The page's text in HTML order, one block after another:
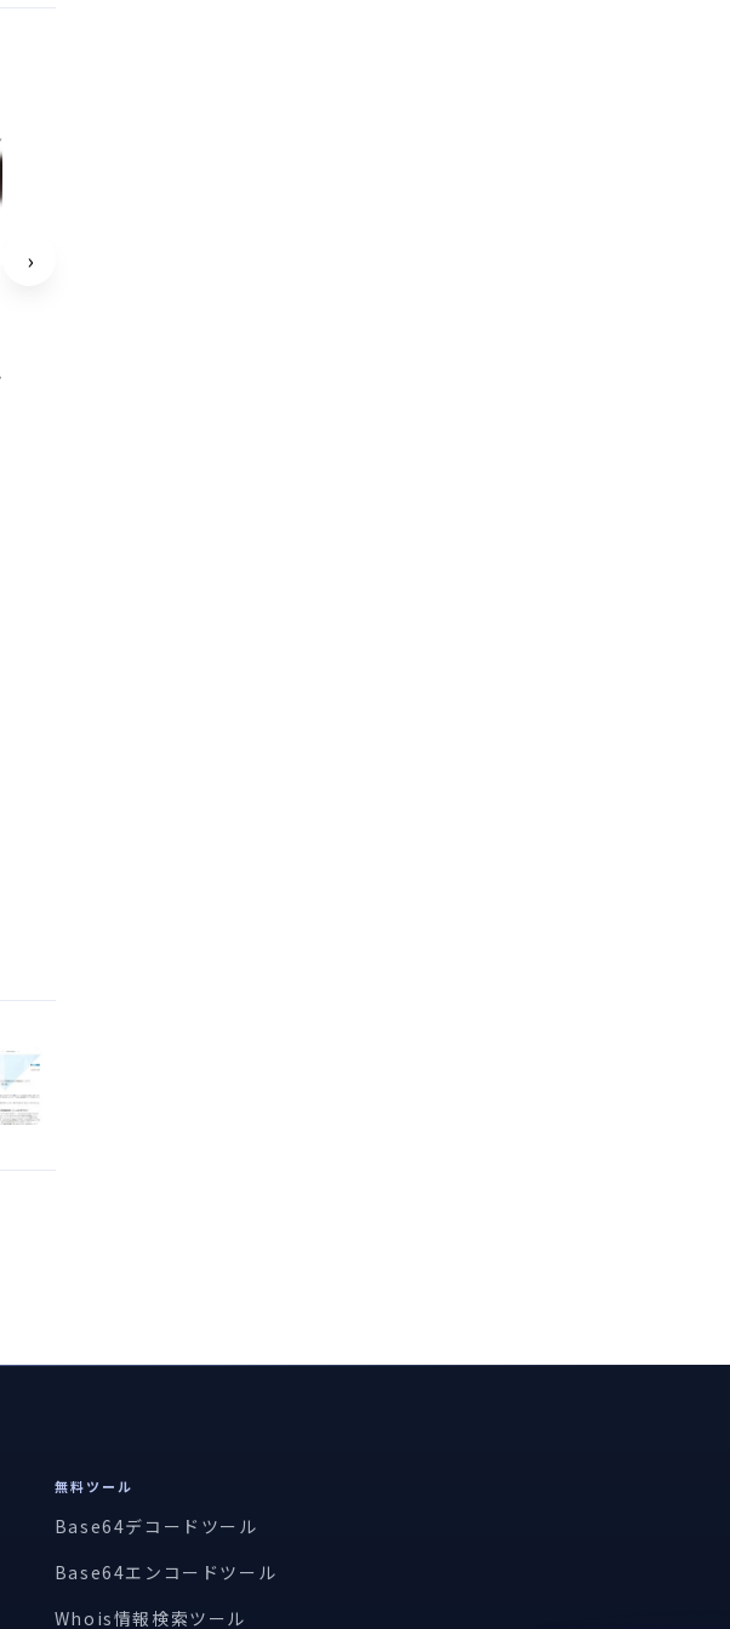
›
無料ツール
Base64デコードツール
Base64エンコードツール
Whois情報検索ツール